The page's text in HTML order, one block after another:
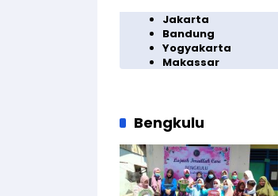
Jakarta
Bandung
Yogyakarta
Makassar
Bengkulu